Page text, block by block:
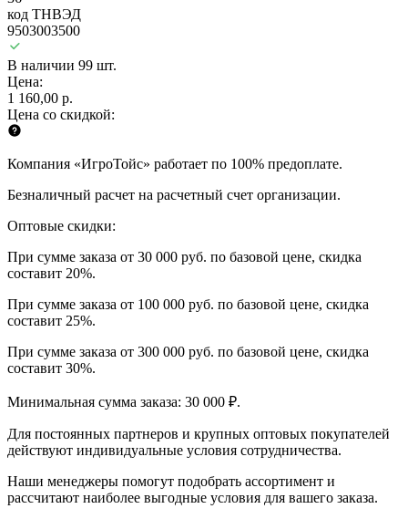
код ТНВЭД
9503003500
В наличии 99 шт.
Цена:
1 160,00 р.
Цена со скидкой:
Компания «ИгроТойс» работает по 100% предоплате.
Безналичный расчет на расчетный счет организации.
Оптовые скидки:
При сумме заказа от 30 000 руб. по базовой цене, скидка
составит 20%.
При сумме заказа от 100 000 руб. по базовой цене, скидка
составит 25%.
При сумме заказа от 300 000 руб. по базовой цене, скидка
составит 30%.
Минимальная сумма заказа: 30 000 ₽.
Для постоянных партнеров и крупных оптовых покупателей
действуют индивидуальные условия сотрудничества.
Наши менеджеры помогут подобрать ассортимент и
рассчитают наиболее выгодные условия для вашего заказа.